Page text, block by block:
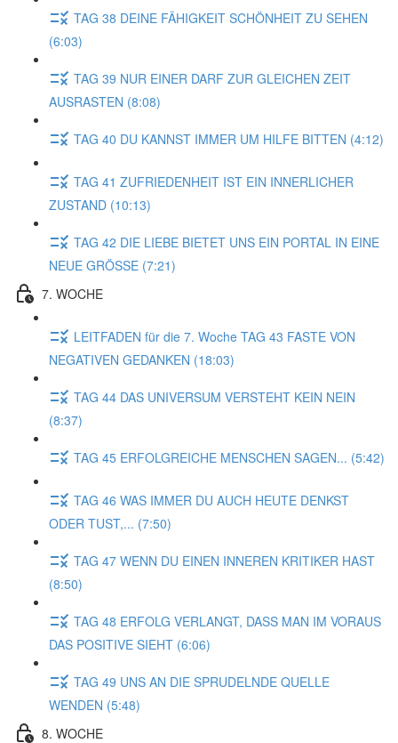
TAG 38 DEINE FÄHIGKEIT SCHÖNHEIT ZU SEHEN
(6:03)
TAG 39 NUR EINER DARF ZUR GLEICHEN ZEIT
AUSRASTEN (8:08)
TAG 40 DU KANNST IMMER UM HILFE BITTEN (4:12)
TAG 41 ZUFRIEDENHEIT IST EIN INNERLICHER
ZUSTAND (10:13)
TAG 42 DIE LIEBE BIETET UNS EIN PORTAL IN EINE
NEUE GRÖSSE (7:21)
7. WOCHE
LEITFADEN für die 7. Woche TAG 43 FASTE VON
NEGATIVEN GEDANKEN (18:03)
TAG 44 DAS UNIVERSUM VERSTEHT KEIN NEIN
(8:37)
TAG 45 ERFOLGREICHE MENSCHEN SAGEN... (5:42)
TAG 46 WAS IMMER DU AUCH HEUTE DENKST
ODER TUST,... (7:50)
TAG 47 WENN DU EINEN INNEREN KRITIKER HAST
(8:50)
TAG 48 ERFOLG VERLANGT, DASS MAN IM VORAUS
DAS POSITIVE SIEHT (6:06)
TAG 49 UNS AN DIE SPRUDELNDE QUELLE
WENDEN (5:48)
8. WOCHE